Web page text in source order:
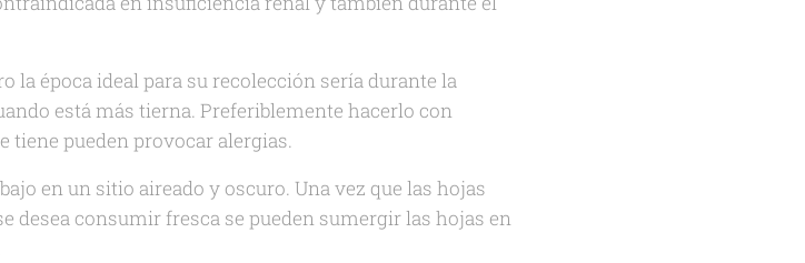
la época ideal para su recolección sería durante la
está más tierna. Preferiblemente hacerlo con
tiene pueden provocar alergias.
en un sitio aireado y oscuro. Una vez que las hojas
desea consumir fresca se pueden sumergir las hojas en